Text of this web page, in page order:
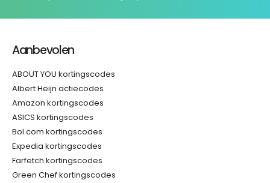
Aanbevolen
ABOUT YOU kortingscodes
Albert Heijn actiecodes
Amazon kortingscodes
ASICS kortingscodes
Bol.com kortingscodes
Expedia kortingscodes
Farfetch kortingscodes
Green Chef kortingscodes